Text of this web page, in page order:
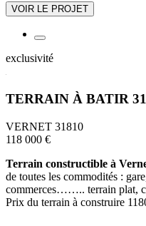
VOIR LE PROJET
exclusivité
TERRAIN À BATIR
VERNET 31810
118 000 €
Terrain constructible à
de toutes les commodités :
commerces…….. terrain plat,
Prix du terrain à construire